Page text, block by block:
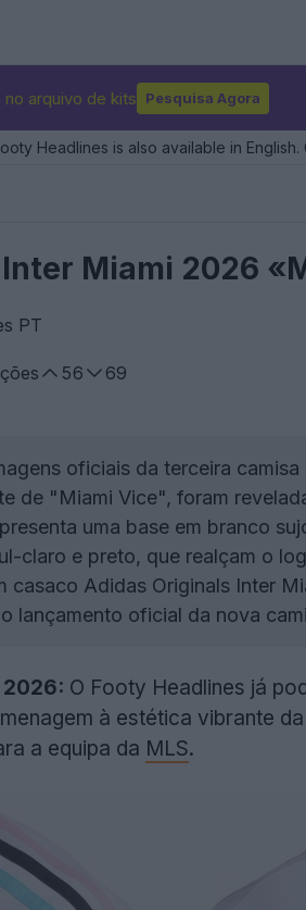
no arquivo de kits Pesquisa Agora
Headlines is also available in
Miami 2026
PT
56
69
oficiais da terceira
de "Miami Vice", foram
uma base em branco
claro e preto, que realçam o
casaco Adidas Originals Inter
lançamento oficial da nova
2026: O Footy Headlines já
à estética vibrante
a equipa da MLS.